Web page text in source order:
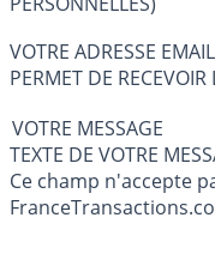
VOTRE ADRESSE
PERMET DE RECEVOIR
VOTRE MESSAGE
Ce champ n'accepte